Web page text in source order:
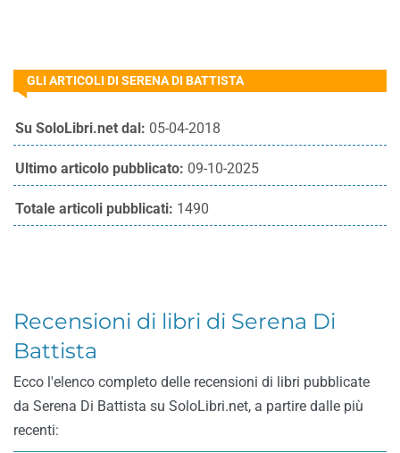
GLI ARTICOLI DI SERENA DI BATTISTA
Su SoloLibri.net dal: 05-04-2018
Ultimo articolo pubblicato: 09-10-2025
Totale articoli pubblicati: 1490
Recensioni di libri di Serena Di
Battista
Ecco l'elenco completo delle recensioni di libri pubblicate
da Serena Di Battista su SoloLibri.net, a partire dalle più
recenti: